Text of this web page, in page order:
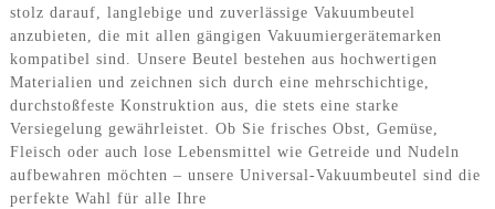
stolz darauf, langlebige und zuverlässige Vakuumbeutel
anzubieten, die mit allen gängigen Vakuumiergerätemarken
kompatibel sind. Unsere Beutel bestehen aus hochwertigen
Materialien und zeichnen sich durch eine mehrschichtige,
durchstoßfeste Konstruktion aus, die stets eine starke
Versiegelung gewährleistet. Ob Sie frisches Obst, Gemüse,
Fleisch oder auch lose Lebensmittel wie Getreide und Nudeln
aufbewahren möchten – unsere Universal-Vakuumbeutel sind die
perfekte Wahl für alle Ihre